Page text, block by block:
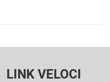
LINK VELOCI